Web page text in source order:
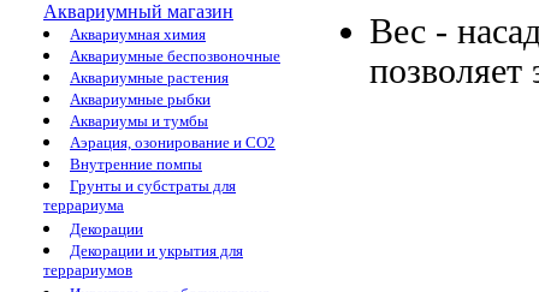
Аквариумный магазин
Аквариумная химия
Аквариумные беспозвоночные
Аквариумные растения
Аквариумные рыбки
Аквариумы и тумбы
Аэрация, озонирование и CO2
Внутренние помпы
Грунты и субстраты для
террариума
Декорации
Декорации и укрытия для
террариумов
Вес -